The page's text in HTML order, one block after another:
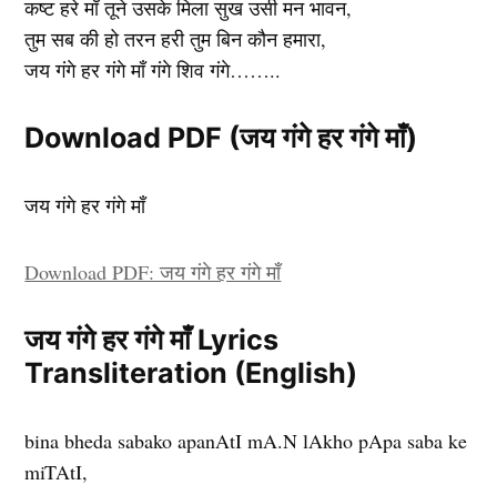
कष्ट हरे माँ तूने उसके मिला सुख उसी मन भावन,
तुम सब की हो तरन हरी तुम बिन कौन हमारा,
जय गंगे हर गंगे माँ गंगे शिव गंगे……..
Download PDF (जय गंगे हर गंगे माँ)
जय गंगे हर गंगे माँ
Download PDF: जय गंगे हर गंगे माँ
जय गंगे हर गंगे माँ Lyrics
Transliteration (English)
bina bheda sabako apanAtI mA.N lAkho pApa saba ke
miTAtI,